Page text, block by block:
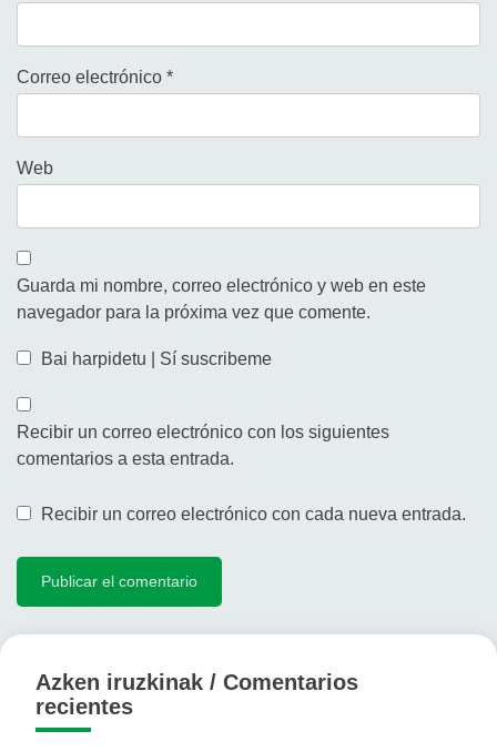
Correo electrónico *
Web
Guarda mi nombre, correo electrónico y web en este
navegador para la próxima vez que comente.
Bai harpidetu | Sí suscribeme
Recibir un correo electrónico con los siguientes
comentarios a esta entrada.
Recibir un correo electrónico con cada nueva entrada.
Azken iruzkinak / Comentarios
recientes